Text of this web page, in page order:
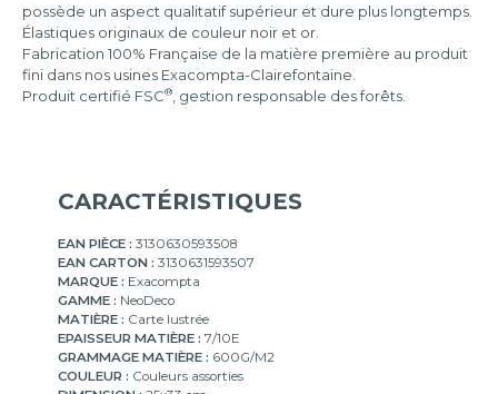
possède un aspect qualitatif supérieur et dure plus longtemps.
Élastiques originaux de couleur noir et or.
Fabrication 100% Française de la matière première au produit
fini dans nos usines Exacompta-Clairefontaine.
Produit certifié FSC® , gestion responsable des forêts.
CARACTÉRISTIQUES
EAN PIÈCE : 3130630593508
EAN CARTON : 3130631593507
MARQUE : Exacompta
GAMME : NeoDeco
MATIÈRE : Carte lustrée
EPAISSEUR MATIÈRE : 7/10E
GRAMMAGE MATIÈRE : 600G/M2
COULEUR : Couleurs assorties